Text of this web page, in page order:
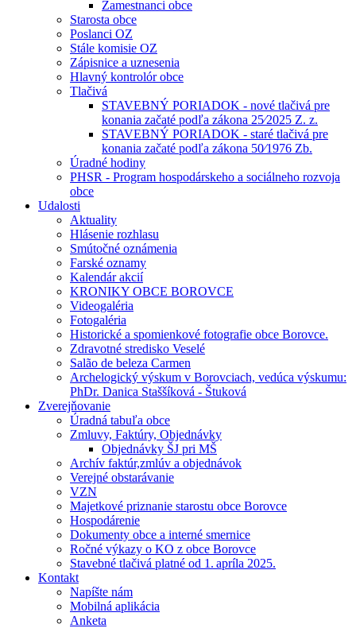
Zamestnanci obce
Starosta obce
Poslanci OZ
Stále komisie OZ
Zápisnice a uznesenia
Hlavný kontrolór obce
Tlačivá
STAVEBNÝ PORIADOK - nové tlačivá pre
konania začaté podľa zákona 25⁄2025 Z. z.
STAVEBNÝ PORIADOK - staré tlačivá pre
konania začaté podľa zákona 50⁄1976 Zb.
Úradné hodiny
PHSR - Program hospodárskeho a sociálneho rozvoja
obce
Udalosti
Aktuality
Hlásenie rozhlasu
Smútočné oznámenia
Farské oznamy
Kalendár akcií
KRONIKY OBCE BOROVCE
Videogaléria
Fotogaléria
Historické a spomienkové fotografie obce Borovce.
Zdravotné stredisko Veselé
Salão de beleza Carmen
Archelogický výskum v Borovciach, vedúca výskumu:
PhDr. Danica Staššíková - Štuková
Zverejňovanie
Úradná tabuľa obce
Zmluvy, Faktúry, Objednávky
Objednávky ŠJ pri MŠ
Archív faktúr,zmlúv a objednávok
Verejné obstarávanie
VZN
Majetkové priznanie starostu obce Borovce
Hospodárenie
Dokumenty obce a interné smernice
Ročné výkazy o KO z obce Borovce
Stavebné tlačivá platné od 1. apríla 2025.
Kontakt
Napíšte nám
Mobilná aplikácia
Anketa